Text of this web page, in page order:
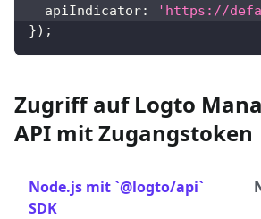
apiIndicator:
'https://
}) ;
Zugriff auf Logto
API mit Zugangstoken
Node.js mit `@logto/api`
SDK